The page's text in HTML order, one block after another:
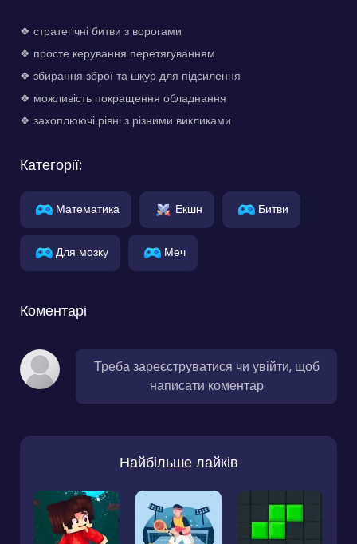
❖ стратегічні битви з ворогами
❖ просте керування перетягуванням
❖ збирання зброї та шкур для підсилення
❖ можливість покращення обладнання
❖ захоплюючі рівні з різними викликами
Категорії:
Математика Екшн Битви
Для мозку Меч
Коментарі
Треба зареєструватися чи увійти, щоб
написати коментар
Найбільше лайків